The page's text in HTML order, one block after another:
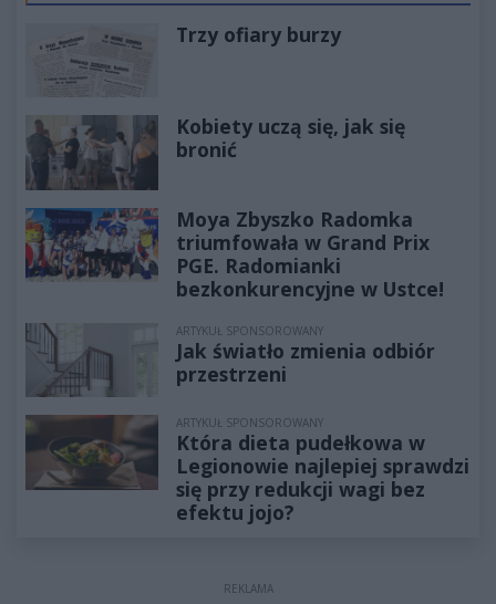
Trzy ofiary burzy
Kobiety uczą się, jak się
bronić
Moya Zbyszko Radomka
triumfowała w Grand Prix
PGE. Radomianki
bezkonkurencyjne w Ustce!
ARTYKUŁ SPONSOROWANY
Jak światło zmienia odbiór
przestrzeni
ARTYKUŁ SPONSOROWANY
Która dieta pudełkowa w
Legionowie najlepiej sprawdzi
się przy redukcji wagi bez
efektu jojo?
REKLAMA